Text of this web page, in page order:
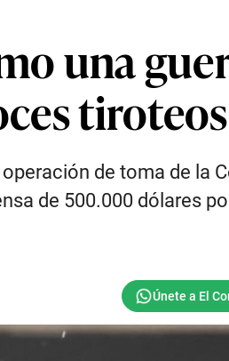
una
de toma de la
de 500.000 dólares